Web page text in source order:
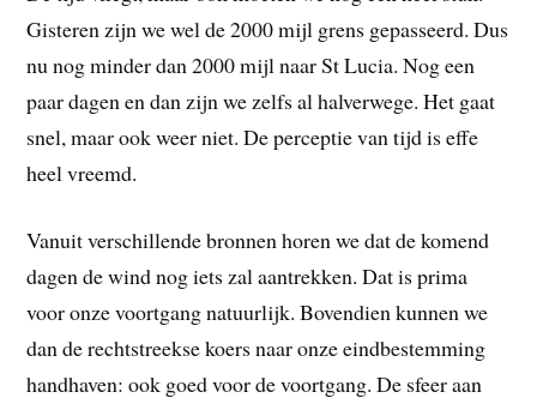
Gisteren zijn we wel de 2000 mijl grens gepasseerd. Dus
nu nog minder dan 2000 mijl naar St Lucia. Nog een
paar dagen en dan zijn we zelfs al halverwege. Het gaat
snel, maar ook weer niet. De perceptie van tijd is effe
heel vreemd.
Vanuit verschillende bronnen horen we dat de komend
dagen de wind nog iets zal aantrekken. Dat is prima
voor onze voortgang natuurlijk. Bovendien kunnen we
dan de rechtstreekse koers naar onze eindbestemming
handhaven: ook goed voor de voortgang. De sfeer aan